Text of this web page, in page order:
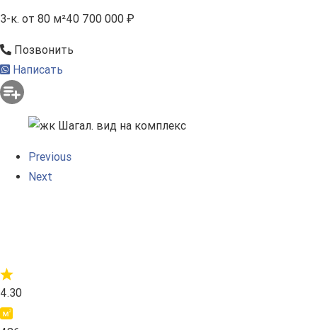
3-к. от 80 м²40 700 000 ₽
Позвонить
Написать
Previous
Next
4.30